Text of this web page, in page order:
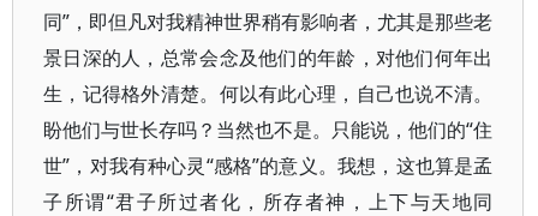
同”，即但凡对我精神世界稍有影响者，尤其是那些老
景日深的人，总常会念及他们的年龄，对他们何年出
生，记得格外清楚。何以有此心理，自己也说不清。
盼他们与世长存吗？当然也不是。只能说，他们的“住
世”，对我有种心灵“感格”的意义。我想，这也算是孟
子所谓“君子所过者化，所存者神，上下与天地同